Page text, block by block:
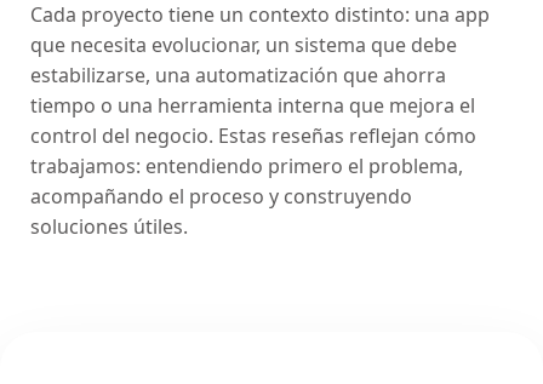
Cada proyecto tiene un contexto distinto: una app
que necesita evolucionar, un sistema que debe
estabilizarse, una automatización que ahorra
tiempo o una herramienta interna que mejora el
control del negocio. Estas reseñas reflejan cómo
trabajamos: entendiendo primero el problema,
acompañando el proceso y construyendo
soluciones útiles.